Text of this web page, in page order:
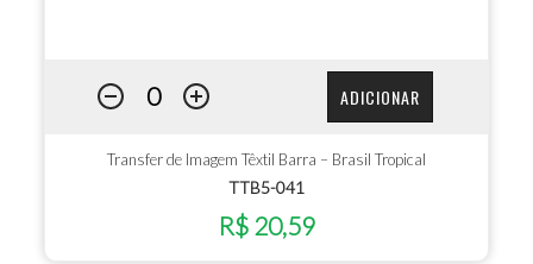
ADICIONAR
Transfer de Imagem Têxtil Barra – Brasil Tropical
TTB5-041
R$ 20,59